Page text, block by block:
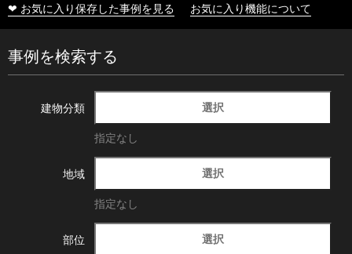
❤ お気に入り保存した事例を見る お気に入り機能について
事例を検索する
建物分類 選択
指定なし
地域 選択
指定なし
部位 選択